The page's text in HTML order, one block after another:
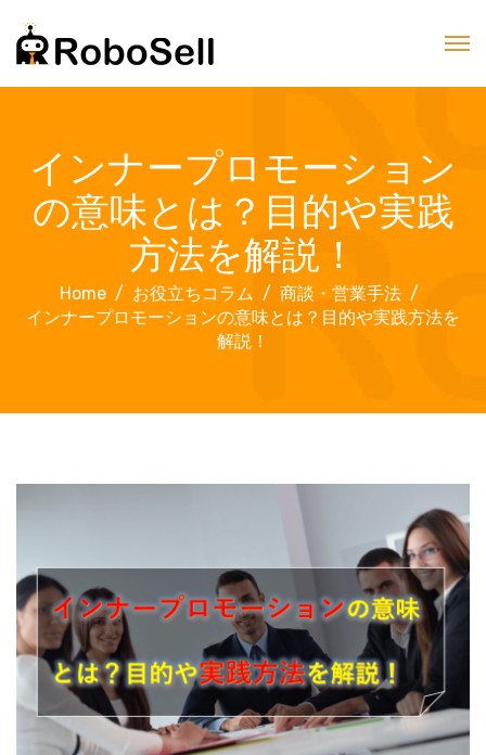
インナープロモーション
の意味とは？目的や実践
方法を解説！
Home お役立ちコラム
商談・営業手法
インナープロモーションの意味とは？目的や実践方法を
解説！